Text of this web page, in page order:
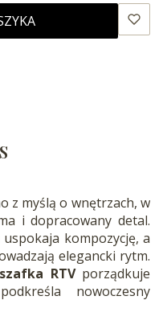
z myślą o wnętrzach, w
i dopracowany detal.
kompozycję, a
elegancki rytm.
RTVporządkuje
nowoczesny